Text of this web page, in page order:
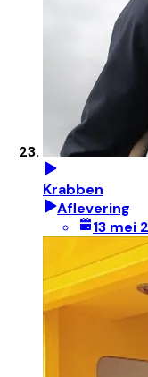
Krabben
Aflevering
13 mei